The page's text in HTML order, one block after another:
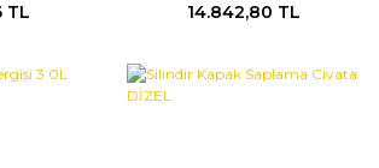
TL 14.842,80 TL